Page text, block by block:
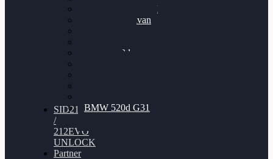
VW Passat 2.0TDI
VW T6 Multivan
BMW 120d
BMW 520d G31
SID212
/
212EVO
UNLOCK
Partner